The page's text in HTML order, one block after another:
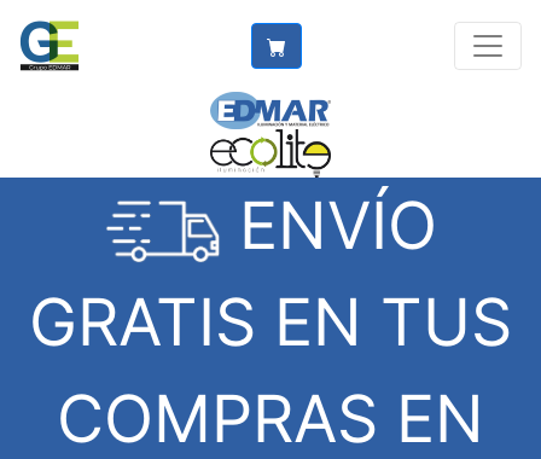
ENVÍO
GRATIS EN TUS
COMPRAS EN